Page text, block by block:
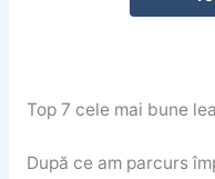
Top 7 cele mai bune
După ce am parcurs